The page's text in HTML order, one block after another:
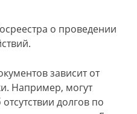
о проведении
зависит от
Например, могут
долгов по